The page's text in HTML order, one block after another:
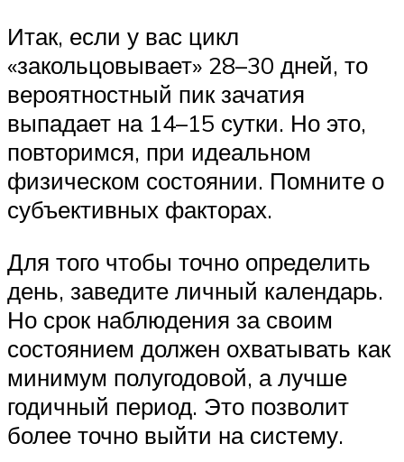
Итак, если у вас цикл
«закольцовывает» 28–30 дней, то
вероятностный пик зачатия
выпадает на 14–15 сутки. Но это,
повторимся, при идеальном
физическом состоянии. Помните о
субъективных факторах.
Для того чтобы точно определить
день, заведите личный календарь.
Но срок наблюдения за своим
состоянием должен охватывать как
минимум полугодовой, а лучше
годичный период. Это позволит
более точно выйти на систему.